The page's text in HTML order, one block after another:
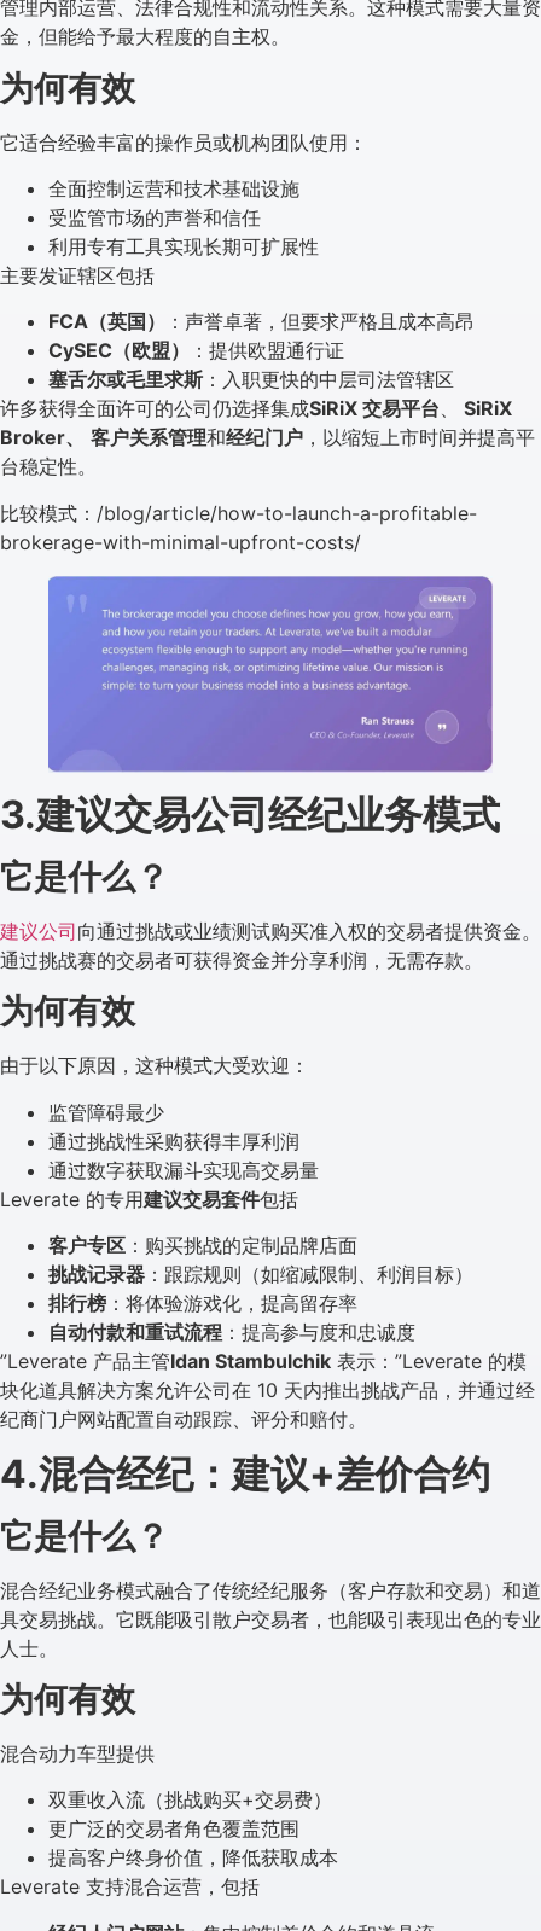
管理内部运营、法律合规性和流动性关系。这种模式需要大量资
金，但能给予最大程度的自主权。
为何有效
它适合经验丰富的操作员或机构团队使用：
全面控制运营和技术基础设施
受监管市场的声誉和信任
利用专有工具实现长期可扩展性
主要发证辖区包括
FCA（英国）
：声誉卓著，但要求严格且成本高昂
CySEC（欧盟）
：提供欧盟通行证
塞舌尔或毛里求斯：入职更快的中层司法管辖区
许多获得全面许可的公司仍选择集成SiRiX 交易平台、
SiRiX
Broker、
客户关系管理和经纪门户 ，以缩短上市时间并提高平
台稳定性。
比较模式：/blog/article/how-to-launch-a-profitable-
brokerage-with-minimal-upfront-costs/
3.建议交易公司经纪业务模式
它是什么？
建议公司向通过挑战或业绩测试购买准入权的交易者提供资金。
通过挑战赛的交易者可获得资金并分享利润，无需存款。
为何有效
由于以下原因，这种模式大受欢迎：
监管障碍最少
通过挑战性采购获得丰厚利润
通过数字获取漏斗实现高交易量
Leverate 的专用建议交易套件包括
客户专区 ：购买挑战的定制品牌店面
挑战记录器 ：跟踪规则（如缩减限制、利润目标）
排行榜 ：将体验游戏化，提高留存率
自动付款和重试流程 ：提高参与度和忠诚度
”Leverate 产品主管Idan Stambulchik 表示：”Leverate 的模
块化道具解决方案允许公司在 10 天内推出挑战产品，并通过经
纪商门户网站配置自动跟踪、评分和赔付。
4.混合经纪：建议+差价合约
它是什么？
混合经纪业务模式融合了传统经纪服务（客户存款和交易）和道
具交易挑战。它既能吸引散户交易者，也能吸引表现出色的专业
人士。
为何有效
混合动力车型提供
双重收入流（挑战购买+交易费）
更广泛的交易者角色覆盖范围
提高客户终身价值，降低获取成本
Leverate 支持混合运营，包括